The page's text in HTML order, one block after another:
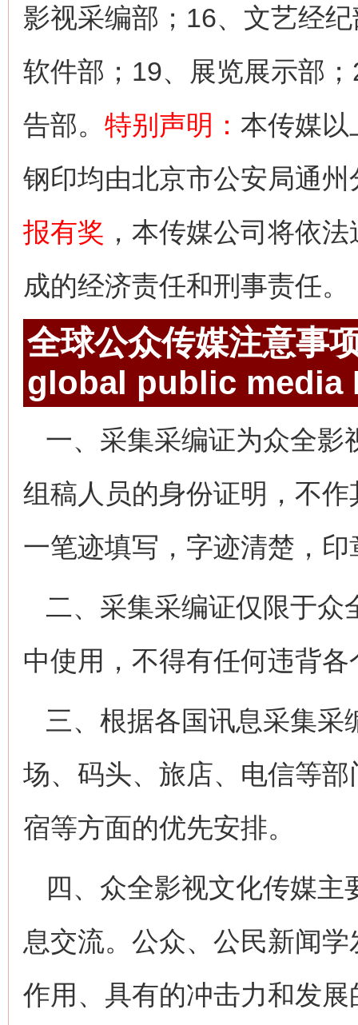
影视采编部；16、文艺经
软件部；19、展览展示部
告部。 特别声明： 本传媒以
钢印均由北京市公安局通
报有奖 ，本传媒公司将依
成的经济责任和刑事责任。
全球公众传媒注意事
global public media
一、采集采编证为众全影
组稿人员的身份证明，不
一笔迹填写，字迹清楚，
二、采集采编证仅限于众
中使用，不得有任何违背
三、根据各国讯息采集
场、码头、旅店、电信等
宿等方面的优先安排。
四、众全影视文化传媒
息交流。公众、公民新闻
作用、具有的冲击力和发